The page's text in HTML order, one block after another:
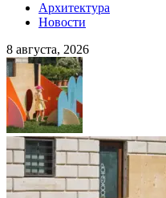
Архитектура
Новости
8 августа, 2026